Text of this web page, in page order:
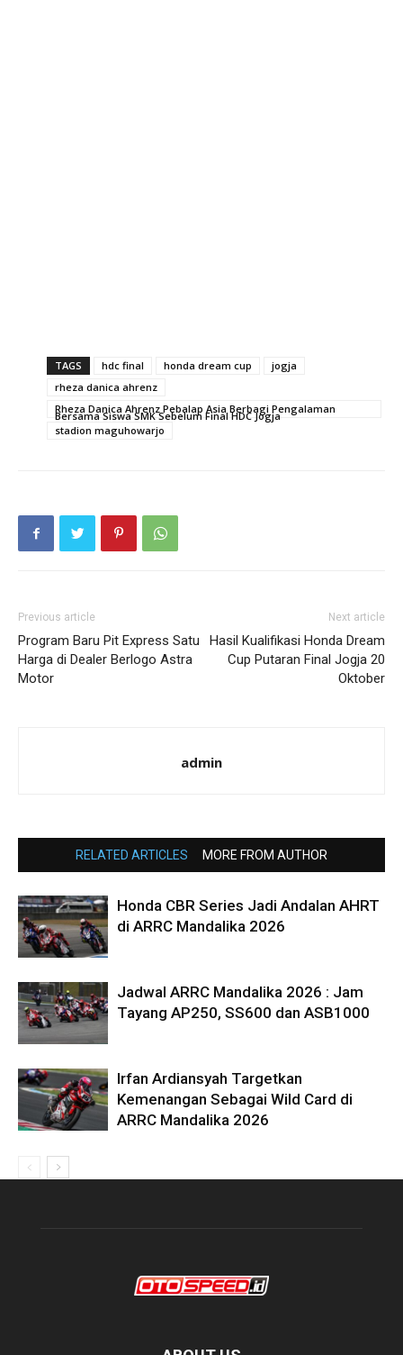
TAGS hdc final honda dream cup
jogja
rheza danica ahrenz
Rheza Danica Ahrenz Pebalap Asia Berbagi Pengalaman
Bersama Siswa SMK Sebelum Final HDC Jogja
stadion maguhowarjo
Previous article
Program Baru Pit Express Satu
Harga di Dealer Berlogo Astra
Motor
Next article
Hasil Kualifikasi Honda Dream
Cup Putaran Final Jogja 20
Oktober
admin
RELATED ARTICLES MORE FROM AUTHOR
Honda CBR Series Jadi Andalan AHRT
di ARRC Mandalika 2026
Jadwal ARRC Mandalika 2026 : Jam
Tayang AP250, SS600 dan ASB1000
Irfan Ardiansyah Targetkan
Kemenangan Sebagai Wild Card di
ARRC Mandalika 2026